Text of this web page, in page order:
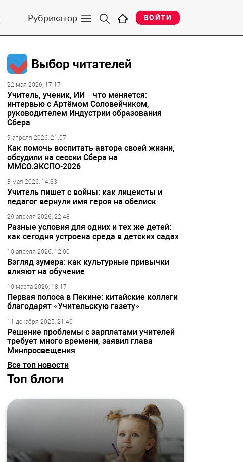
Рубрикатор ВОЙТИ
Выбор читателей
22 мая 2026, 17:17
Учитель, ученик, ИИ – что меняется:
интервью с Артёмом Соловейчиком,
руководителем Индустрии образования
Сбера
9 апреля 2026, 21:07
Как помочь воспитать автора своей жизни,
обсудили на сессии Сбера на
ММСО.ЭКСПО-2026
8 мая 2026, 14:33
Учитель пишет с войны: как лицеисты и
педагог вернули имя героя на обелиск
29 апреля 2026, 22:48
Разные условия для одних и тех же детей:
как сегодня устроена среда в детских садах
10 апреля 2026, 12:00
Взгляд зумера: как культурные привычки
влияют на обучение
10 марта 2026, 18:17
Первая полоса в Пекине: китайские коллеги
благодарят «Учительскую газету»
11 декабря 2025, 21:40
Решение проблемы с зарплатами учителей
требует много времени, заявил глава
Минпросвещения
Все топ новости
Топ блоги